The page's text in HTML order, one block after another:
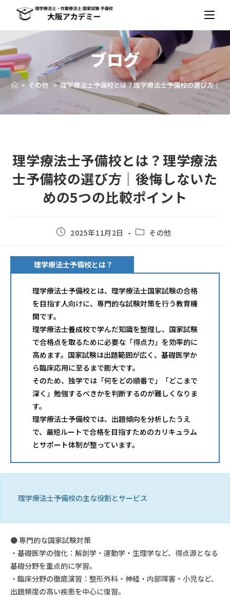
ブログ
> その他 > 理学療法士予備校とは？理学療法士予備校の選び方｜
理学療法士予備校とは？理学療法
士予備校の選び方｜後悔しないた
めの5つの比較ポイント
2025年11月2日 その他
理学療法士予備校とは？
理学療法士予備校とは、理学療法士国家試験の合格
を目指す人向けに、専門的な試験対策を行う教育機
関です。
理学療法士養成校で学んだ知識を整理し、国家試験
で合格点を取るために必要な「得点力」を効率的に
高めます。国家試験は出題範囲が広く、基礎医学か
ら臨床応用に至るまで膨大です。
そのため、独学では「何をどの順番で」「どこまで
深く」勉強するべきかを判断するのが難しくなりま
す。
理学療法士予備校では、出題傾向を分析したうえ
で、最短ルートで合格を目指すためのカリキュラム
とサポート体制が整っています。
理学療法士予備校の主な役割とサービス
● 専門的な国家試験対策
・基礎医学の強化：解剖学・運動学・生理学など、得点源となる
基礎分野を重点的に学習。
・臨床分野の徹底演習：整形外科・神経・内部障害・小児など、
出題頻度の高い疾患を中心に復習。